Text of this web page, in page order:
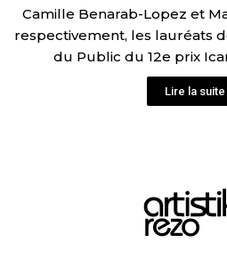
Camille Benarab-Lopez et
respectivement, les lauréats
du Public du 12e prix
Lire la suite